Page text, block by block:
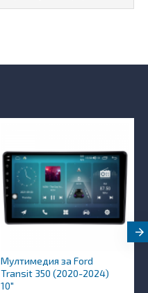
Мултимедия за Ford
Transit 350 (2020-2024)
10″